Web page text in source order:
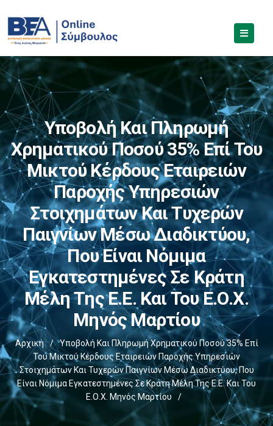
Υποβολή Και Πληρωμή
Χρηματικού Ποσού 35% Επί Του
Μικτού Κέρδους Εταιρειών
Παροχής Υπηρεσιών
Στοιχημάτων Και Τυχερών
Παιγνίων Μέσω Διαδικτύου,
Που Είναι Νόμιμα
Εγκατεστημένες Σε Κράτη
Μέλη Της Ε.Ε. Και Του Ε.Ο.Χ.
Μηνός Μαρτίου
Αρχική /
Υποβολή Και Πληρωμή Χρηματικού Ποσού 35% Επί
Του Μικτού Κέρδους Εταιρειών Παροχής Υπηρεσιών
Στοιχημάτων Και Τυχερών Παιγνίων Μέσω Διαδικτύου, Που
Είναι Νόμιμα Εγκατεστημένες Σε Κράτη Μέλη Της Ε.Ε. Και Του
Ε.Ο.Χ. Μηνός Μαρτίου
/